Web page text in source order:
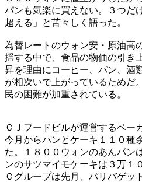
パンも気楽に買えない。３つだ
超える」と苦々しく語った。
為替レートのウォン安・原油高
揺する中で、食品の物価の引き
昇を理由にコーヒー、パン、酒
が相次いで上がっているためだ
民の困難が加重されている。
ＣＪフードビルが運営するベー
今月からパンとケーキ１１０種
た。１８００ウォンのあんパン
ンのサツマイモケーキは３万１
Ｃグループは先月、パリバゲッ